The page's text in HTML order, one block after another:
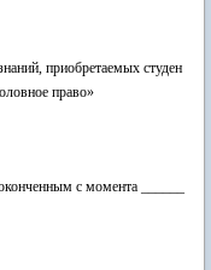
приобретаемых студен
право»
с момента ______